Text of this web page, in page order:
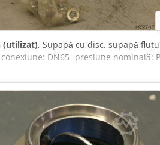
(utilizat), Supapă cu disc, supapă
DN65 -presiune nominală: